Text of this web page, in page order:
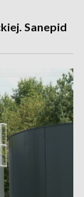
Sanepid